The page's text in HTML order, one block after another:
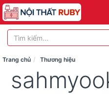
Trang chủ Thương hiệu